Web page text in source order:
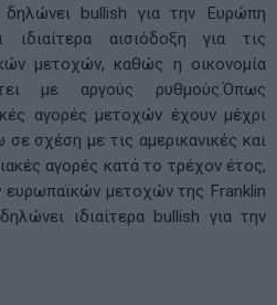
bullish για την Ευρώπη
ιδιαίτερα αισιόδοξη για τις
μετοχών, καθώς η οικονομία
με αργούς ρυθμούς.Όπως
αγορές μετοχών έχουν μέχρι
σε σχέση με τις αμερικανικές και
αγορές κατά το τρέχον έτος,
μετοχών της Franklin
ιδιαίτερα bullish για την